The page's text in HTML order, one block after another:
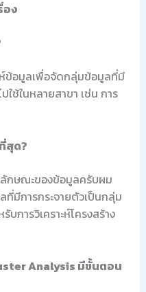
อง
ห์ข้อมูลเพื่อจัดกลุ่มข้อมูลที่มี
ช้ในหลายสาขา เช่น การ
สุด?
กษณะของข้อมูลครับผม
ที่มีการกระจายตัวเป็นกลุ่ม
การวิเคราะห์โครงสร้าง
Analysis มีขั้นตอน